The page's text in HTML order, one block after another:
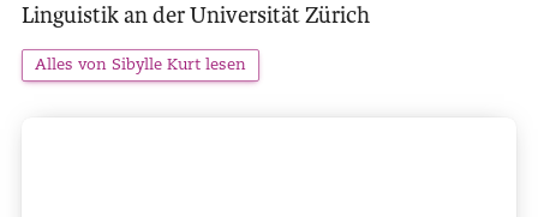
Linguistik an der Universität Zürich
Alles von Sibylle Kurt lesen